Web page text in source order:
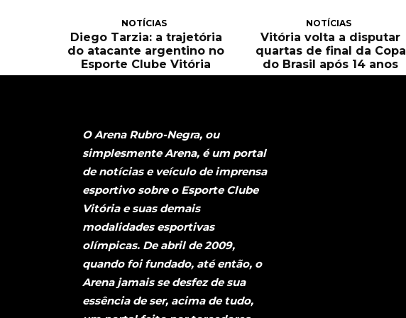
NOTÍCIAS
Diego Tarzia: a trajetória
do atacante argentino no
Esporte Clube Vitória
NOTÍCIAS
Vitória volta a disputar
quartas de final da Copa
do Brasil após 14 anos
O Arena Rubro-Negra, ou
simplesmente Arena, é um portal
de notícias e veículo de imprensa
esportivo sobre o Esporte Clube
Vitória e suas demais
modalidades esportivas
olímpicas. De abril de 2009,
quando foi fundado, até então, o
Arena jamais se desfez de sua
essência de ser, acima de tudo,